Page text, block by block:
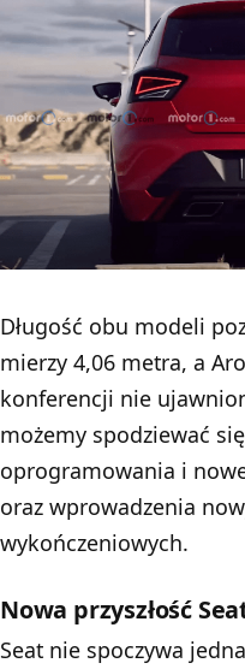
Długość obu modeli
mierzy 4,06 metra, a
konferencji nie
możemy spodziewać
oprogramowania i
oraz wprowadzenia
wykończeniowych.
Nowa przyszłość
Seat nie spoczywa